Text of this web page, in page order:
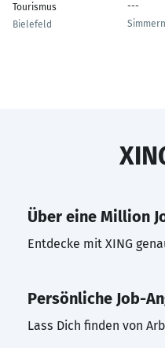
Tourismus
Bielefeld
---
Simmern
Über eine Million
Entdecke mit XING
Persönliche Job-
Lass Dich finden von